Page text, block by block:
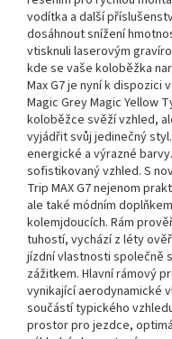
vodítka a další
dosáhnout snížení
vtisknuli laserovým
kde se vaše koloběžka
Max G7 je nyní k dispozici
Magic Grey Magic Yellow
koloběžce svěží vzhled,
vyjádřit svůj jedinečný
energické a výrazné
sofistikovaný vzhled. S
Trip MAX G7 nejenom
ale také módním
kolemjdoucích. Rám
tuhostí, vychází z léty
jízdní vlastnosti společně
zážitkem. Hlavní rámový
vynikající aerodynamické
součástí typického
prostor pro jezdce,